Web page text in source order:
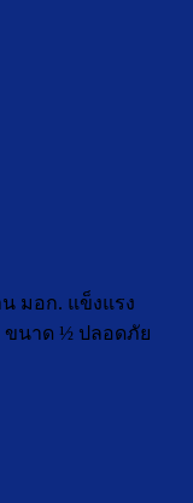
มอก. แข็งแรง
ขนาด ½ ปลอดภัย